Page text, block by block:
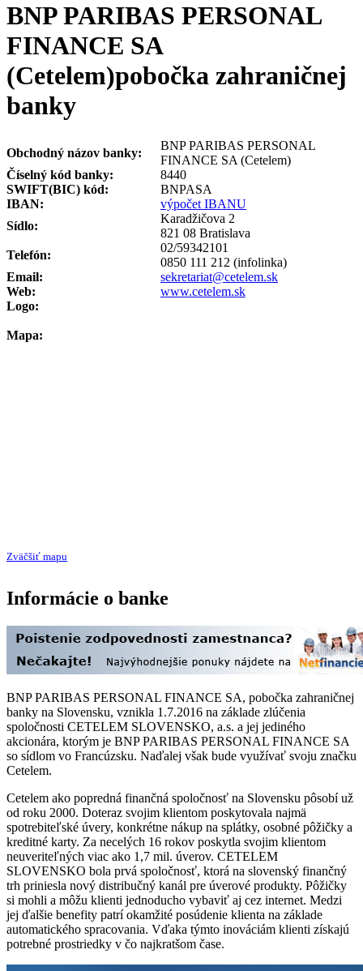
BNP PARIBAS PERSONAL
FINANCE SA
(Cetelem)pobočka zahraničnej
banky
Obchodný názov banky:
BNP PARIBAS PERSONAL
FINANCE SA (Cetelem)
Číselný kód banky:
8440
SWIFT(BIC) kód:
BNPASA
IBAN:
výpočet IBANU
Sídlo:
Karadžičova 2
821 08 Bratislava
Telefón:
02/59342101
0850 111 212 (infolinka)
Email:
sekretariat@cetelem.sk
Web:
www.cetelem.sk
Logo:
Mapa:
Zväčšiť mapu
Informácie o banke
BNP PARIBAS PERSONAL FINANCE SA, pobočka zahraničnej
banky na Slovensku, vznikla 1.7.2016 na základe zlúčenia
spoločnosti CETELEM SLOVENSKO, a.s. a jej jediného
akcionára, ktorým je BNP PARIBAS PERSONAL FINANCE SA
so sídlom vo Francúzsku. Naďalej však bude využívať svoju značku
Cetelem.
Cetelem ako popredná finančná spoločnosť na Slovensku pôsobí už
od roku 2000. Doteraz svojim klientom poskytovala najmä
spotrebiteľské úvery, konkrétne nákup na splátky, osobné pôžičky a
kreditné karty. Za necelých 16 rokov poskytla svojim klientom
neuveriteľných viac ako 1,7 mil. úverov. CETELEM
SLOVENSKO bola prvá spoločnosť, ktorá na slovenský finančný
trh priniesla nový distribučný kanál pre úverové produkty. Pôžičky
si mohli a môžu klienti jednoducho vybaviť aj cez internet. Medzi
jej ďalšie benefity patrí okamžité posúdenie klienta na základe
automatického spracovania. Vďaka týmto inováciám klienti získajú
potrebné prostriedky v čo najkratšom čase.